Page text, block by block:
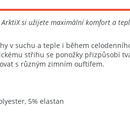
si užijete maximální komfort a
v suchu a teple i během
střihu se ponožky přizpůsobí
s různým zimním ouftifem.
5% elastan